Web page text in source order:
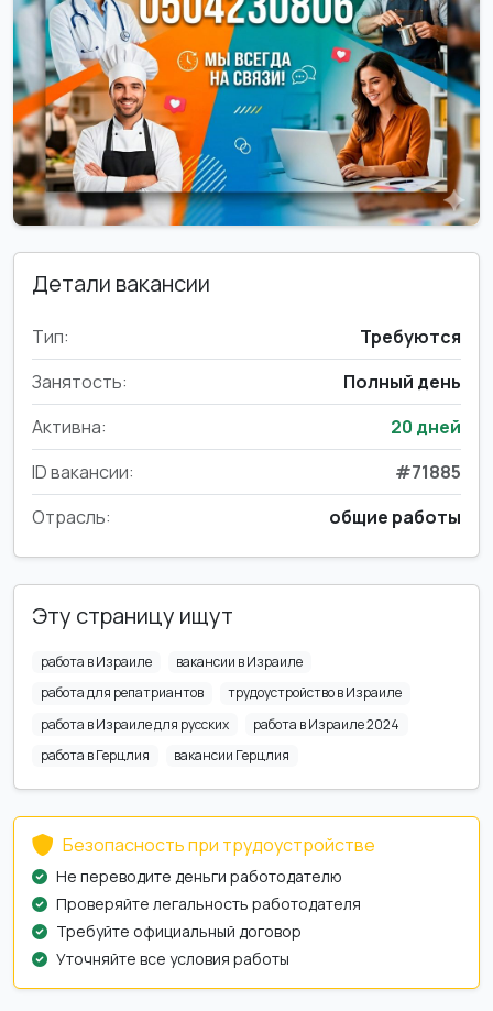
Детали вакансии
Тип:
Требуются
Занятость:
Полный день
Активна:
20 дней
ID вакансии:
#71885
Отрасль:
общие работы
Эту страницу ищут
работа в Израиле
вакансии в Израиле
работа для репатриантов
трудоустройство в Израиле
работа в Израиле для русских
работа в Израиле 2024
работа в Герцлия
вакансии Герцлия
Безопасность при трудоустройстве
Не переводите деньги работодателю
Проверяйте легальность работодателя
Требуйте официальный договор
Уточняйте все условия работы